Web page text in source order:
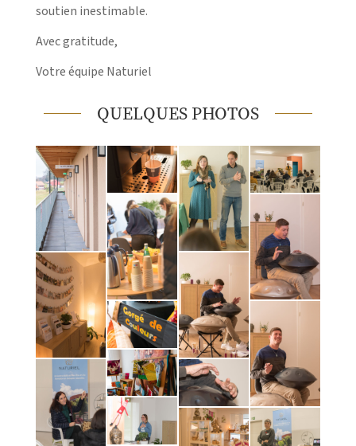
soutien inestimable.
Avec gratitude,
Votre équipe Naturiel
QUELQUES PHOTOS